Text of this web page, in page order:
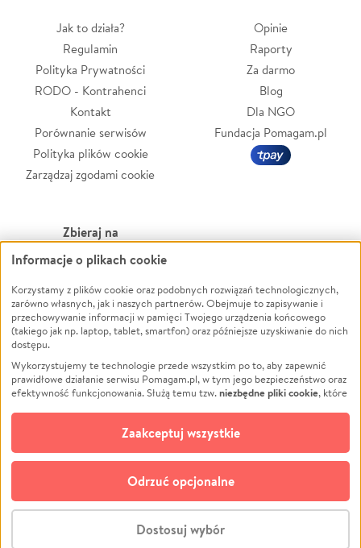
Jak to działa?
Regulamin
Polityka Prywatności
RODO - Kontrahenci
Kontakt
Porównanie serwisów
Polityka plików cookie
Zarządzaj zgodami cookie
Opinie
Raporty
Za darmo
Blog
Dla NGO
Fundacja Pomagam.pl
Zbieraj na
Leczenie
Zwierzęta
Pożar
Ukraina
Pomoc Finansowa
Projekty
Pogrzeb
Społeczność lokalna
Kultura
Powódź
Wichura
NGO
Edukacja
Podróż
Impreza
Ochrona środowiska
Biznes
© CROWDING SP. Z O.O.
Informacje o plikach cookie
Korzystamy z plików cookie oraz podobnych rozwiązań technologicznych,
zarówno własnych, jak i naszych partnerów. Obejmuje to zapisywanie i
przechowywanie informacji w pamięci Twojego urządzenia końcowego
(takiego jak np. laptop, tablet, smartfon) oraz późniejsze uzyskiwanie do nich
dostępu.
Wykorzystujemy te technologie przede wszystkim po to, aby zapewnić
prawidłowe działanie serwisu Pomagam.pl, w tym jego bezpieczeństwo oraz
efektywność funkcjonowania. Służą temu tzw.niezbędne pliki cookie, które
opcjonalnych plików cookie
technologii do celów analitycznych i retargetingowych. Możesz wyrazić
zgodę na ich stosowanie lub jej odmówić. W dowolnym momencie masz
możliwość zmiany swoich preferencji na stronie „Zarządzaj zgodami cookie”,
do której link znajdziesz w stopce serwisu Pomagam.pl. Opcjonalne pliki
cookie wykorzystywane są w następujących celach:
działanie serwisu Pomagam.pl. Dzięki nim możemy zrozumieć, jak
Dostosuj wybór
Odrzuć opcjonalne
Zaakceptuj wszystkie